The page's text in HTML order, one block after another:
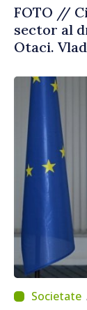
FOTO //
sector al
Otaci.
economici